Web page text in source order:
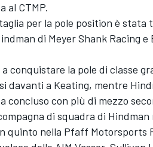
al CTMP.
per la pole position è
di Meyer Shank Racing
conquistare la pole di classe
davanti a Keating, mentre
concluso con più di mezzo
di squadra di
quinto nella Pfaff Motorsports